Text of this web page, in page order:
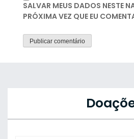
SALVAR MEUS DADOS NESTE
PRÓXIMA VEZ QUE EU